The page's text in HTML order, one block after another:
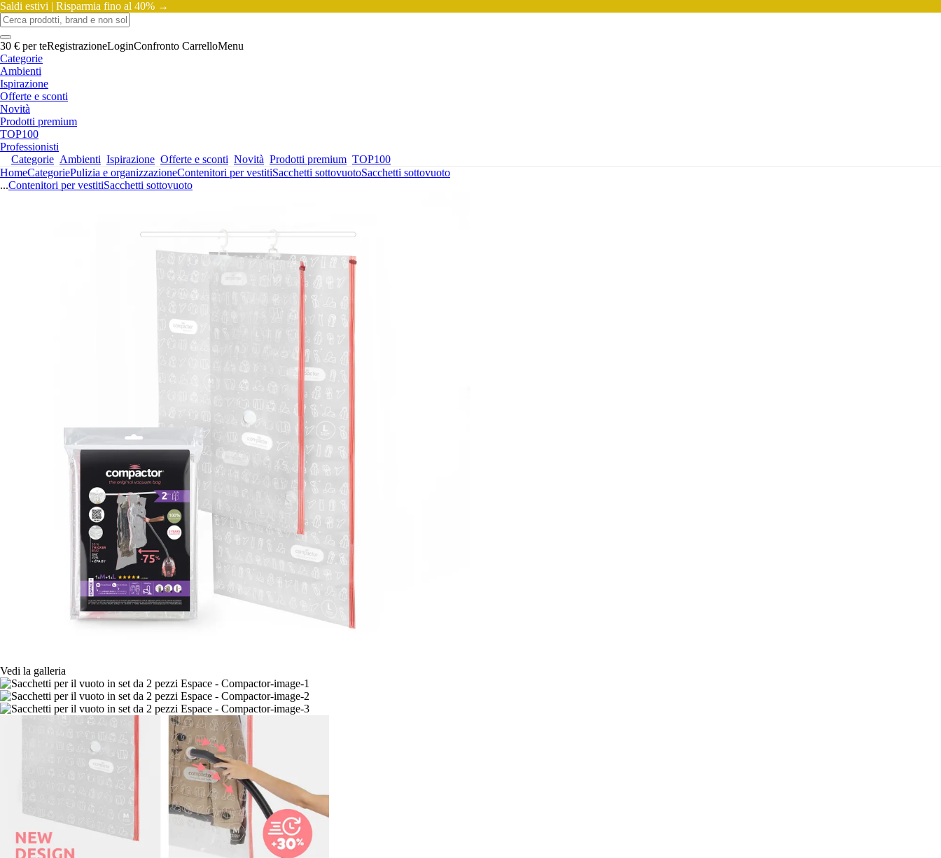
Saldi estivi | Risparmia fino al 40% →
30 € per teRegistrazioneLoginConfronto CarrelloMenu
Categorie
Ambienti
Ispirazione
Offerte e sconti
Novità
Prodotti premium
TOP100
Professionisti
Categorie Ambienti Ispirazione Offerte e sconti Novità Prodotti premium TOP100
HomeCategoriePulizia e organizzazioneContenitori per vestitiSacchetti sottovuotoSacchetti sottovuoto
...Contenitori per vestitiSacchetti sottovuoto
Vedi la galleria